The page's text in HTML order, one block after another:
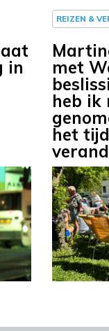
in
REIZEN &
met
heb ik
het